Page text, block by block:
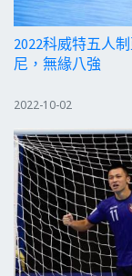
2022科威特五人
尼，無緣八強
2022-10-02